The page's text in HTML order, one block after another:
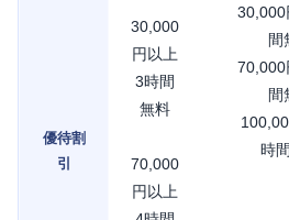
優待割
引
30,000
円以上
3時間
無料
70,000
円以上
30,000
間
70,000
間
時